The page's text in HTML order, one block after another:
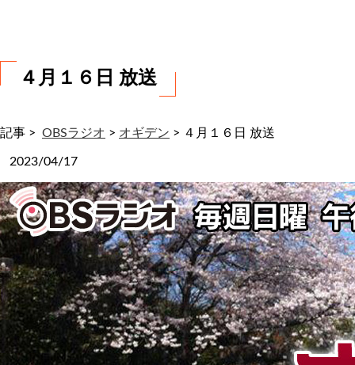
４月１６日 放送
記事 > OBSラジオ > オギデン > ４月１６日 放送
2023/04/17